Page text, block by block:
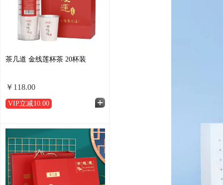
茶几道 金线莲杯茶 20杯装
￥118.00
VIP立减10.00